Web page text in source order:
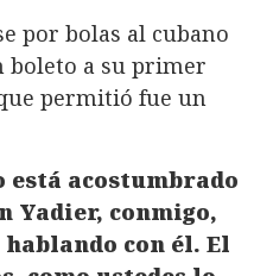
por bolas al cubano
boleto a su primer
permitió fue un
está acostumbrado
Yadier, conmigo,
con él. El